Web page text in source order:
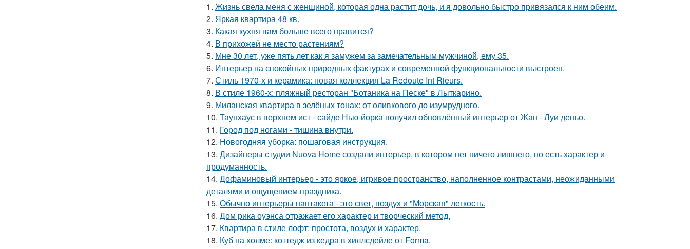
1. Жизнь свела меня с женщиной, которая одна растит дочь, и я довольно быстро привязался к ним обеим.
2. Яркая квартира 48 кв.
3. Какая кухня вам больше всего нравится?
4. В прихожей не место растениям?
5. Мне 30 лет, уже пять лет как я замужем за замечательным мужчиной, ему 35.
6. Интерьер на спокойных природных фактурах и современной функциональности выстроен.
7. Стиль 1970-х и керамика: новая коллекция La Redoute Int Rieurs.
8. В стиле 1960-х: пляжный ресторан "Ботаника на Песке" в Лыткарино.
9. Миланская квартира в зелёных тонах: от оливкового до изумрудного.
10. Таунхаус в верхнем ист - сайде Нью-йорка получил обновлённый интерьер от Жан - Луи деньо.
11. Город под ногами - тишина внутри.
12. Новогодняя уборка: пошаговая инструкция.
13. Дизайнеры студии Nuova Home создали интерьер, в котором нет ничего лишнего, но есть характер и
продуманность.
14. Дофаминовый интерьер - это яркое, игривое пространство, наполненное контрастами, неожиданными
деталями и ощущением праздника.
15. Обычно интерьеры нантакета - это свет, воздух и "Морская" легкость.
16. Дом рика оуэнса отражает его характер и творческий метод.
17. Квартира в стиле лофт: простота, воздух и характер.
18. Куб на холме: коттедж из кедра в хиллсдейле от Forma.